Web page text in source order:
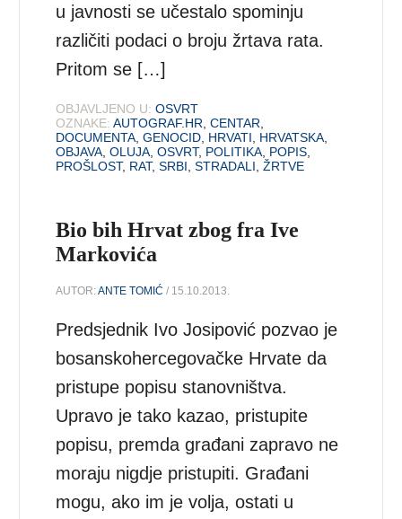
u javnosti se učestalo spominju
različiti podaci o broju žrtava rata.
Pritom se […]
OBJAVLJENO U: OSVRT
OZNAKE: AUTOGRAF.HR ,CENTAR
DOCUMENTA ,GENOCID HRVATI HRVATSKA
OBJAVA ,OLUJA ,OSVRT, POLITIKA POPIS
PROŠLOST, RAT,SRBI ,STRADALI ,ŽRTVE
Bio bih Hrvat zbog fra Ive
Markovića
AUTOR:ANTE TOMIĆ / 15.10.2013.
Predsjednik Ivo Josipović pozvao je
bosanskohercegovačke Hrvate da
pristupe popisu stanovništva.
Upravo je tako kazao, pristupite
popisu, premda građani zapravo ne
moraju nigdje pristupiti. Građani
mogu, ako im je volja, ostati u